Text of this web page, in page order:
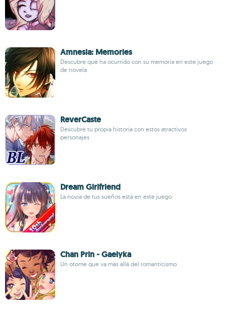
Amnesia: Memories
Descubre qué ha ocurrido con su memoria en este juego
de novela
ReverCaste
Descubre tu propia historia con estos atractivos
personajes
Dream Girlfriend
La novia de tus sueños está en este juego
Chan Prin - Gaelyka
Un otome que va más allá del romanticismo